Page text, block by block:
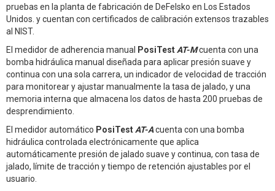
pruebas en la planta de fabricación de DeFelsko en Los Estados
Unidos. y cuentan con certificados de calibración extensos trazables
al NIST.
El medidor de adherencia manual PosiTest AT-Mcuenta con una
bomba hidráulica manual diseñada para aplicar presión suave y
continua con una sola carrera, un indicador de velocidad de tracción
para monitorear y ajustar manualmente la tasa de jalado, y una
memoria interna que almacena los datos de hasta 200 pruebas de
desprendimiento.
El medidor automático PosiTest AT-Acuenta con una bomba
hidráulica controlada electrónicamente que aplica
automáticamente presión de jalado suave y continua, con tasa de
jalado, límite de tracción y tiempo de retención ajustables por el
usuario.